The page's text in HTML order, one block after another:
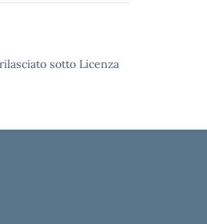
sotto Licenza